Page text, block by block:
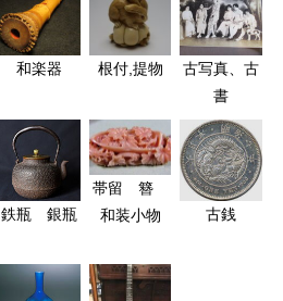
和楽器 根付,提物
古写真、古
書
鉄瓶 銀瓶
帯留 簪
和装小物
古銭